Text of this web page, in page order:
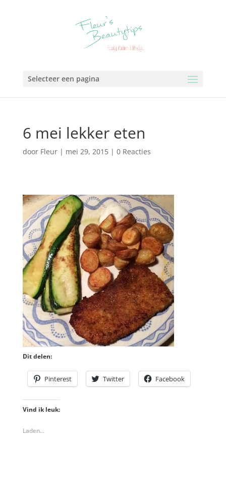
Selecteer een pagina
6 mei lekker eten
door Fleur| mei 29, 2015| 0 Reacties
Dit delen:
Pinterest Twitter Facebook
Vind ik leuk:
Laden...